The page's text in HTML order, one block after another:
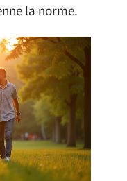
la norme.